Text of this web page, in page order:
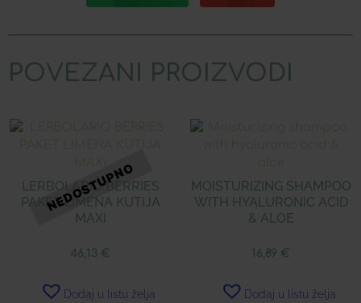
POVEZANI PROIZVODI
LERBOLARIO BERRIES
PAKET LIMENA KUTIJA
MAXI
46,13 €
Dodaj u listu želja
MOISTURIZING SHAMPOO
WITH HYALURONIC ACID
& ALOE
16,89 €
Dodaj u listu želja